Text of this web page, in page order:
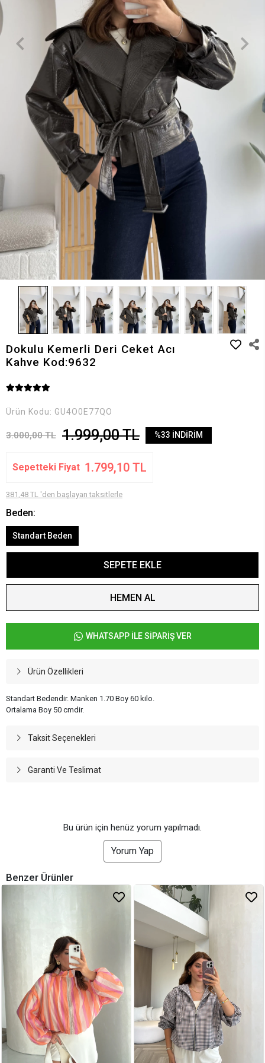
Dokulu Kemerli Deri Ceket Acı
Kahve Kod:9632
Ürün Kodu: GU4O0E77QO
3.000,00 TL 1.999,00 TL %33 İNDİRİM
Sepetteki Fiyat 1.799,10 TL
381,48 TL 'den başlayan taksitlerle
Beden:
Standart Beden
SEPETE EKLE
HEMEN AL
WHATSAPP İLE SİPARİŞ VER
Ürün Özellikleri
Standart Bedendir. Manken 1.70 Boy 60 kilo.
Ortalama Boy 50 cmdir.
Taksit Seçenekleri
Garanti Ve Teslimat
Bu ürün için henüz yorum yapılmadı.
Yorum Yap
Benzer Ürünler